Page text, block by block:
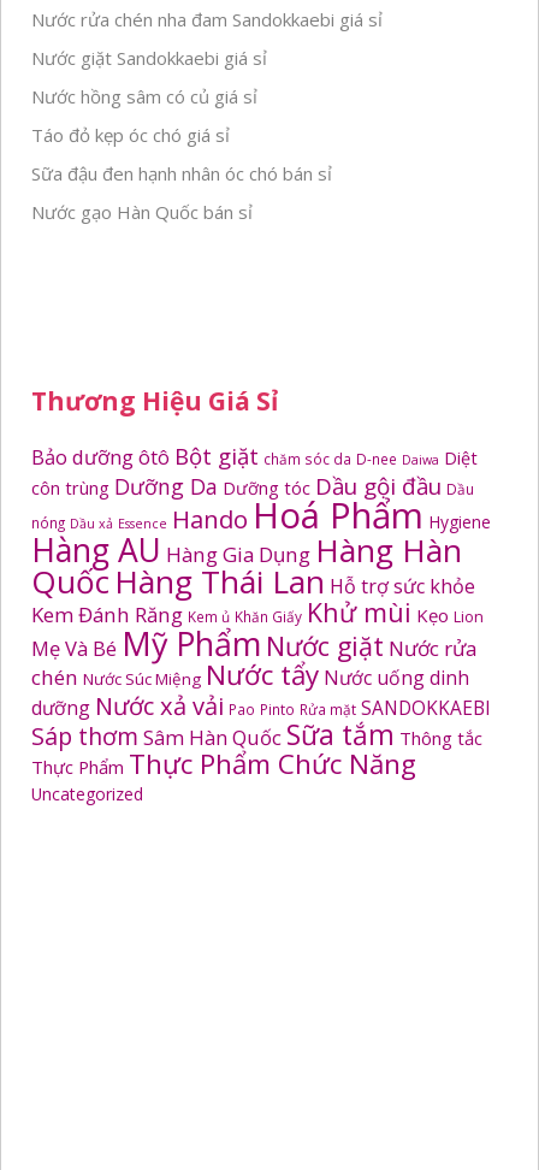
Nước rửa chén nha đam Sandokkaebi giá sỉ
Nước giặt Sandokkaebi giá sỉ
Nước hồng sâm có củ giá sỉ
Táo đỏ kẹp óc chó giá sỉ
Sữa đậu đen hạnh nhân óc chó bán sỉ
Nước gạo Hàn Quốc bán sỉ
Thương Hiệu Giá Sỉ
Bảo dưỡng ôtô Bột giặt chăm sóc da D-nee Daiwa Diệt
côn trùng Dưỡng Da Dưỡng tóc Dầu gội đầu Dầu
nóng Dầu xả Essence Hando Hoá Phẩm Hygiene
Hàng AU Hàng Gia Dụng Hàng Hàn
Quốc Hàng Thái Lan Hỗ trợ sức khỏe
Kem Đánh Răng Kem ủ Khăn Giấy Khử mùi Kẹo Lion
Mẹ Và Bé Mỹ Phẩm Nước giặt Nước rửa
chén Nước Súc Miệng Nước tẩy Nước uống dinh
dưỡng Nước xả vải Pao Pinto Rửa mặt SANDOKKAEBI
Sáp thơm Sâm Hàn Quốc Sữa tắm Thông tắc
Thực Phẩm Thực Phẩm Chức Năng
Uncategorized